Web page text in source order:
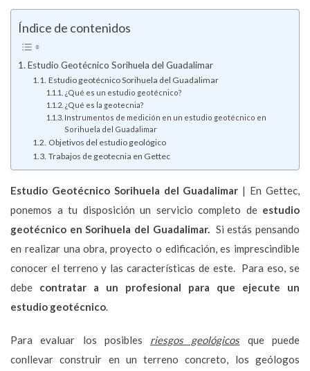
Índice de contenidos
Estudio Geotécnico Sorihuela del Guadalimar
Estudio geotécnico Sorihuela del Guadalimar
¿Qué es un estudio geotécnico?
¿Qué es la geotecnia?
Instrumentos de medición en un estudio geotécnico en
Sorihuela del Guadalimar
Objetivos del estudio geológico
Trabajos de geotecnia en Gettec
Estudio Geotécnico Sorihuela del Guadalimar | En Gettec,
ponemos a tu disposición un servicio completo de estudio
geotécnico en Sorihuela del Guadalimar. Si estás pensando
en realizar una obra, proyecto o edificación, es imprescindible
conocer el terreno y las características de este. Para eso, se
debe contratar a un profesional para que ejecute un
estudio geotécnico.
Para evaluar los posibles riesgos geológicosque puede
conllevar construir en un terreno concreto, los geólogos